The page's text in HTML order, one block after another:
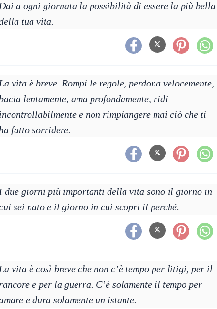
a ogni giornata la possibilità di essere la più bella
tua vita.
vita è breve. Rompi le regole, perdona velocemente,
lentamente, ama profondamente, ridi
e non rimpiangere mai ciò che ti
fatto sorridere.
due giorni più importanti della vita sono il giorno in
sei nato e il giorno in cui scopri il perché.
vita è così breve che non c’è tempo per litigi, per il
e per la guerra. C’è solamente il tempo per
e dura solamente un istante.